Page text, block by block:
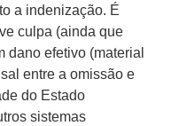
a indenização. É
culpa (ainda que
dano efetivo (material
entre a omissão e
do Estado
sistemas